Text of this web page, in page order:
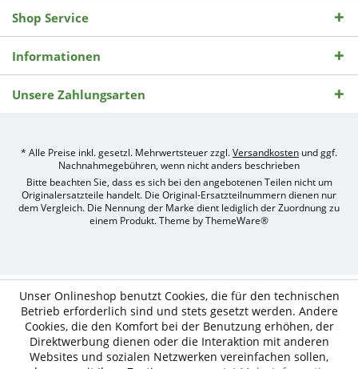
Shop Service
Informationen
Unsere Zahlungsarten
* Alle Preise inkl. gesetzl. Mehrwertsteuer zzgl.Versandkosten und ggf.
Nachnahmegebühren, wenn nicht anders beschrieben
Bitte beachten Sie, dass es sich bei den angebotenen Teilen nicht um
Originalersatzteile handelt. Die Original-Ersatzteilnummern dienen nur
dem Vergleich. Die Nennung der Marke dient lediglich der Zuordnung zu
einem Produkt. Theme byThemeWare®
Shops
durch
nitio
mediasign,
Unser Onlineshop benutzt Cookies, die für den technischen
Betrieb erforderlich sind und stets gesetzt werden. Andere
Cookies, die den Komfort bei der Benutzung erhöhen, der
Direktwerbung dienen oder die Interaktion mit anderen
Websites und sozialen Netzwerken vereinfachen sollen,